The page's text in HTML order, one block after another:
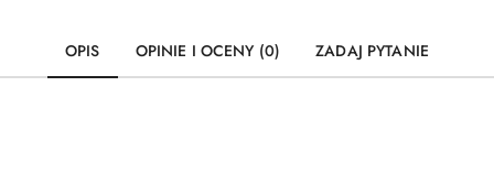
OPIS OPINIE I OCENY (0) ZADAJ PYTANIE